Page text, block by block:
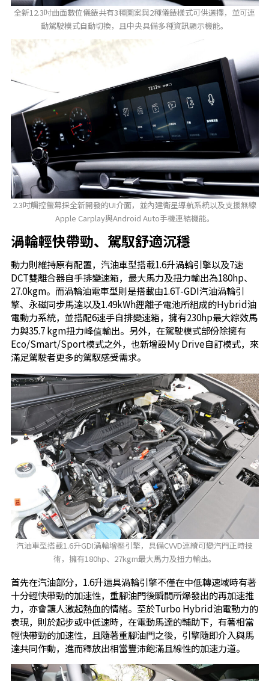
全新12.3吋曲面數位儀錶共有3種圖案與2種儀錶樣式可供選擇，並可連
動駕駛模式自動切換，且中央具備多種資訊顯示機能。
2.3吋觸控螢幕採全新開發的UI介面，並內建衛星導航系統以及支援無線
Apple Carplay與Android Auto手機連結機能。
渦輪輕快帶勁、駕馭舒適沉穩
動力則維持原有配置，汽油車型搭載1.6升渦輪引擎以及7速
DCT雙離合器自手排變速箱，最大馬力及扭力輸出為180hp、
27.0kgm。而渦輪油電車型則是搭載由1.6T-GDI汽油渦輪引
擎、永磁同步馬達以及1.49kWh鋰離子電池所組成的Hybrid油
電動力系統，並搭配6速手自排變速箱，擁有230hp最大綜效馬
力與35.7 kgm扭力峰值輸出。另外，在駕駛模式部份除擁有
Eco/Smart/Sport模式之外，也新增設My Drive自訂模式，來
滿足駕駛者更多的駕馭感受需求。
汽油車型搭載1.6升GDI渦輪增壓引擎，具備CVVD連續可變汽門正時技
術，擁有180hp、27kgm最大馬力及扭力輸出。
首先在汽油部分，1.6升這具渦輪引擎不僅在中低轉速域時有著
十分輕快帶勁的加速性，重腳油門後瞬間所爆發出的再加速推
力，亦會讓人激起熱血的情緒。至於Turbo Hybrid油電動力的
表現，則於起步或中低速時，在電動馬達的輔助下，有著相當
輕快帶勁的加速性，且隨著重腳油門之後，引擎隨即介入與馬
達共同作動，進而釋放出相當豐沛飽滿且線性的加速力道。